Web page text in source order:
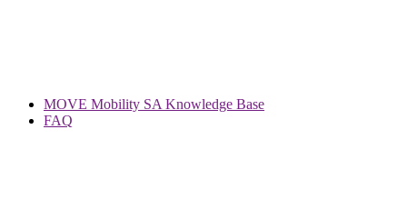
MOVE Mobility SA Knowledge Base
FAQ